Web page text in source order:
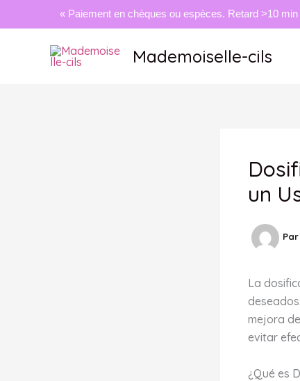
« Paiement en chèques ou espèces. Retard >10
Mademoiselle-cils
un
Par
La
mejora
evitar
¿Qué es